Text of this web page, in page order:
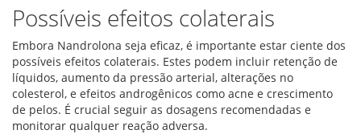
Possíveis efeitos colaterais
Embora Nandrolona seja eficaz, é importante estar ciente dos
possíveis efeitos colaterais. Estes podem incluir retenção de
líquidos, aumento da pressão arterial, alterações no
colesterol, e efeitos androgênicos como acne e crescimento
de pelos. É crucial seguir as dosagens recomendadas e
monitorar qualquer reação adversa.